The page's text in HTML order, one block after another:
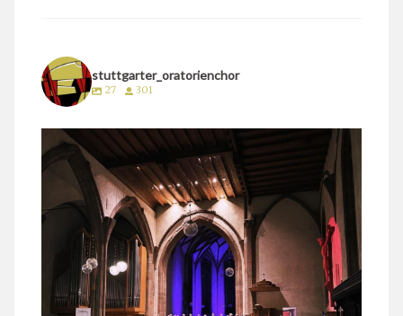
stuttgarter_oratorienchor
27 301
stuttgarter_oratorienchor
März 24